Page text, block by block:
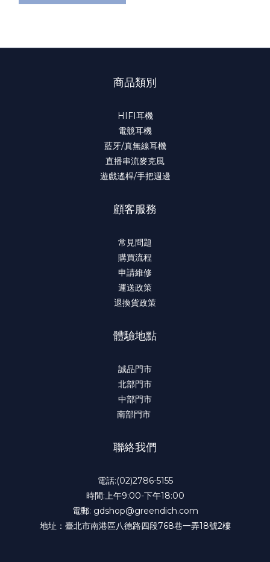
商品類別
HIFI耳機
電競耳機
藍牙/真無線耳機
直播串流麥克風
遊戲遙桿/手把週邊
顧客服務
常見問題
購買流程
申請維修
運送政策
退換貨政策
體驗地點
誠品門市
北部門市
中部門市
南部門市
聯絡我們
電話:(02)2786-5155
時間:上午9:00-下午18:00
電郵: gdshop@greendich.com
地址：臺北市南港區八德路四段768巷一弄18號2樓